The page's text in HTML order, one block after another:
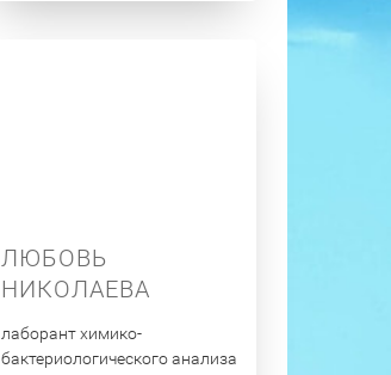
ЛЮБОВЬ
НИКОЛАЕВА
лаборант химико-
бактериологического анализа